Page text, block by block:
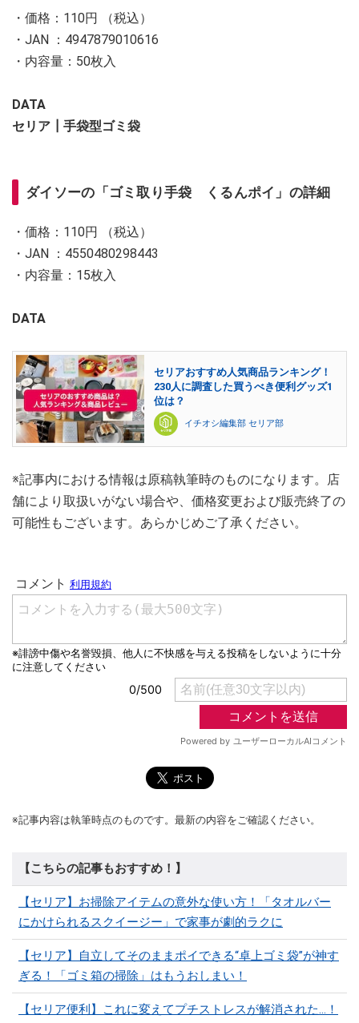
・価格：110円 （税込）
・JAN ：4947879010616
・内容量：50枚入
DATA
セリア┃手袋型ゴミ袋
ダイソーの「ゴミ取り手袋 くるんポイ」の詳細
・価格：110円 （税込）
・JAN ：4550480298443
・内容量：15枚入
DATA
セリアおすすめ人気商品ランキング！
230人に調査した買うべき便利グッズ1
位は？
イチオシ編集部 セリア部
※記事内における情報は原稿執筆時のものになります。店
舗により取扱いがない場合や、価格変更および販売終了の
可能性もございます。あらかじめご了承ください。
※記事内容は執筆時点のものです。最新の内容をご確認ください。
【こちらの記事もおすすめ！】
【セリア】お掃除アイテムの意外な使い方！「タオルバー
にかけられるスクイージー」で家事が劇的ラクに
【セリア】自立してそのままポイできる“卓上ゴミ袋”が神す
ぎる！「ゴミ箱の掃除」はもうおしまい！
【セリア便利】これに変えてプチストレスが解消された…！